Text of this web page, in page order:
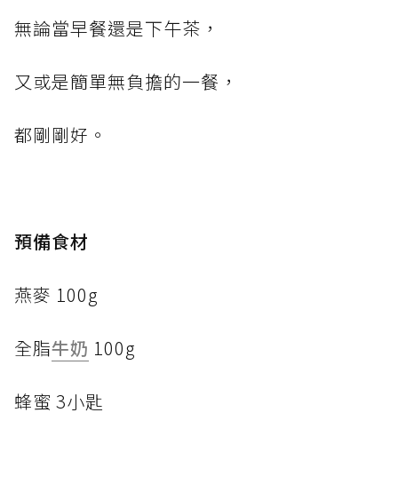
無論當早餐還是下午茶，
又或是簡單無負擔的一餐，
都剛剛好。
預備食材
燕麥 100g
全脂牛奶 100g
蜂蜜 3小匙